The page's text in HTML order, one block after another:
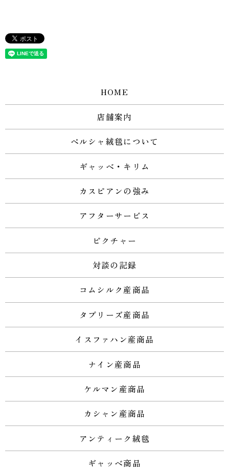
HOME
店舗案内
ペルシャ絨毯について
ギャッベ・キリム
カスピアンの強み
アフターサービス
ピクチャー
対談の記録
コムシルク産商品
タブリーズ産商品
イスファハン産商品
ナイン産商品
ケルマン産商品
カシャン産商品
アンティーク絨毯
ギャッベ商品